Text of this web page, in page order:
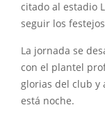
citado al estadio
seguir los
La jornada se
con el plantel
glorias del club y
está noche.